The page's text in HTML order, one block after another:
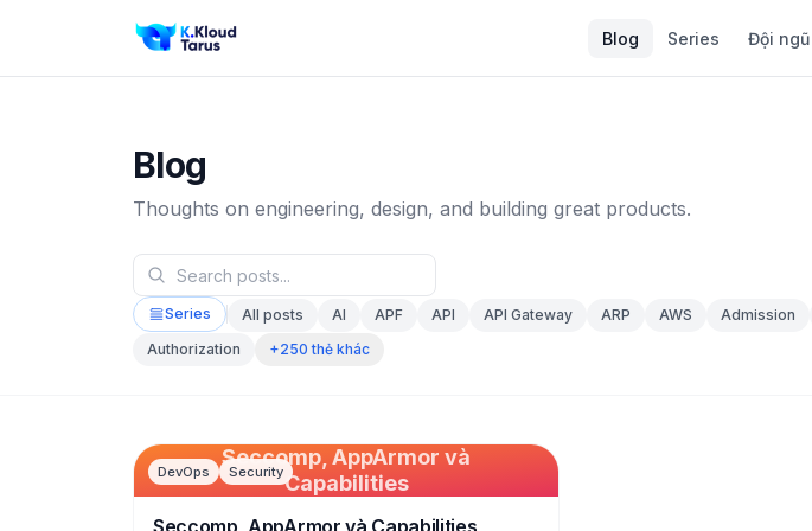
Blog Series Đội ngũ
Blog
Thoughts on engineering, design, and building great products.
Series All posts AI APF API API Gateway ARP AWS Admission
Authorization
+250 thẻ khác
Seccomp, AppArmor và
Capabilities
DevOps Security
Seccomp, AppArmor và Capabilities